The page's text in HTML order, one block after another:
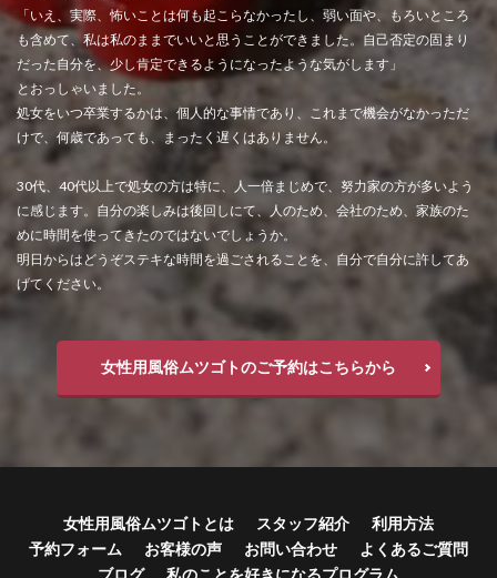
「いえ、実際、怖いことは何も起こらなかったし、弱い面や、もろいところ
も含めて、私は私のままでいいと思うことができました。自己否定の固まり
だった自分を、少し肯定できるようになったような気がします」
とおっしゃいました。
処女をいつ卒業するかは、個人的な事情であり、これまで機会がなかっただ
けで、何歳であっても、まったく遅くはありません。
30代、40代以上で処女の方は特に、人一倍まじめで、努力家の方が多いよう
に感じます。自分の楽しみは後回しにて、人のため、会社のため、家族のた
めに時間を使ってきたのではないでしょうか。
明日からはどうぞステキな時間を過ごされることを、自分で自分に許してあ
げてください。
女性用風俗ムツゴトのご予約はこちらから
女性用風俗ムツゴトとは スタッフ紹介
利用方法
予約フォーム
お客様の声 お問い合わせ
よくあるご質問
ブログ
私のことを好きになるプログラム